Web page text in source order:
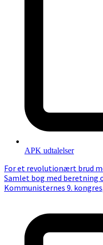
APK udtalelser
For et revolutionært brud
Samlet bog med beretning
Kommunisternes 9.